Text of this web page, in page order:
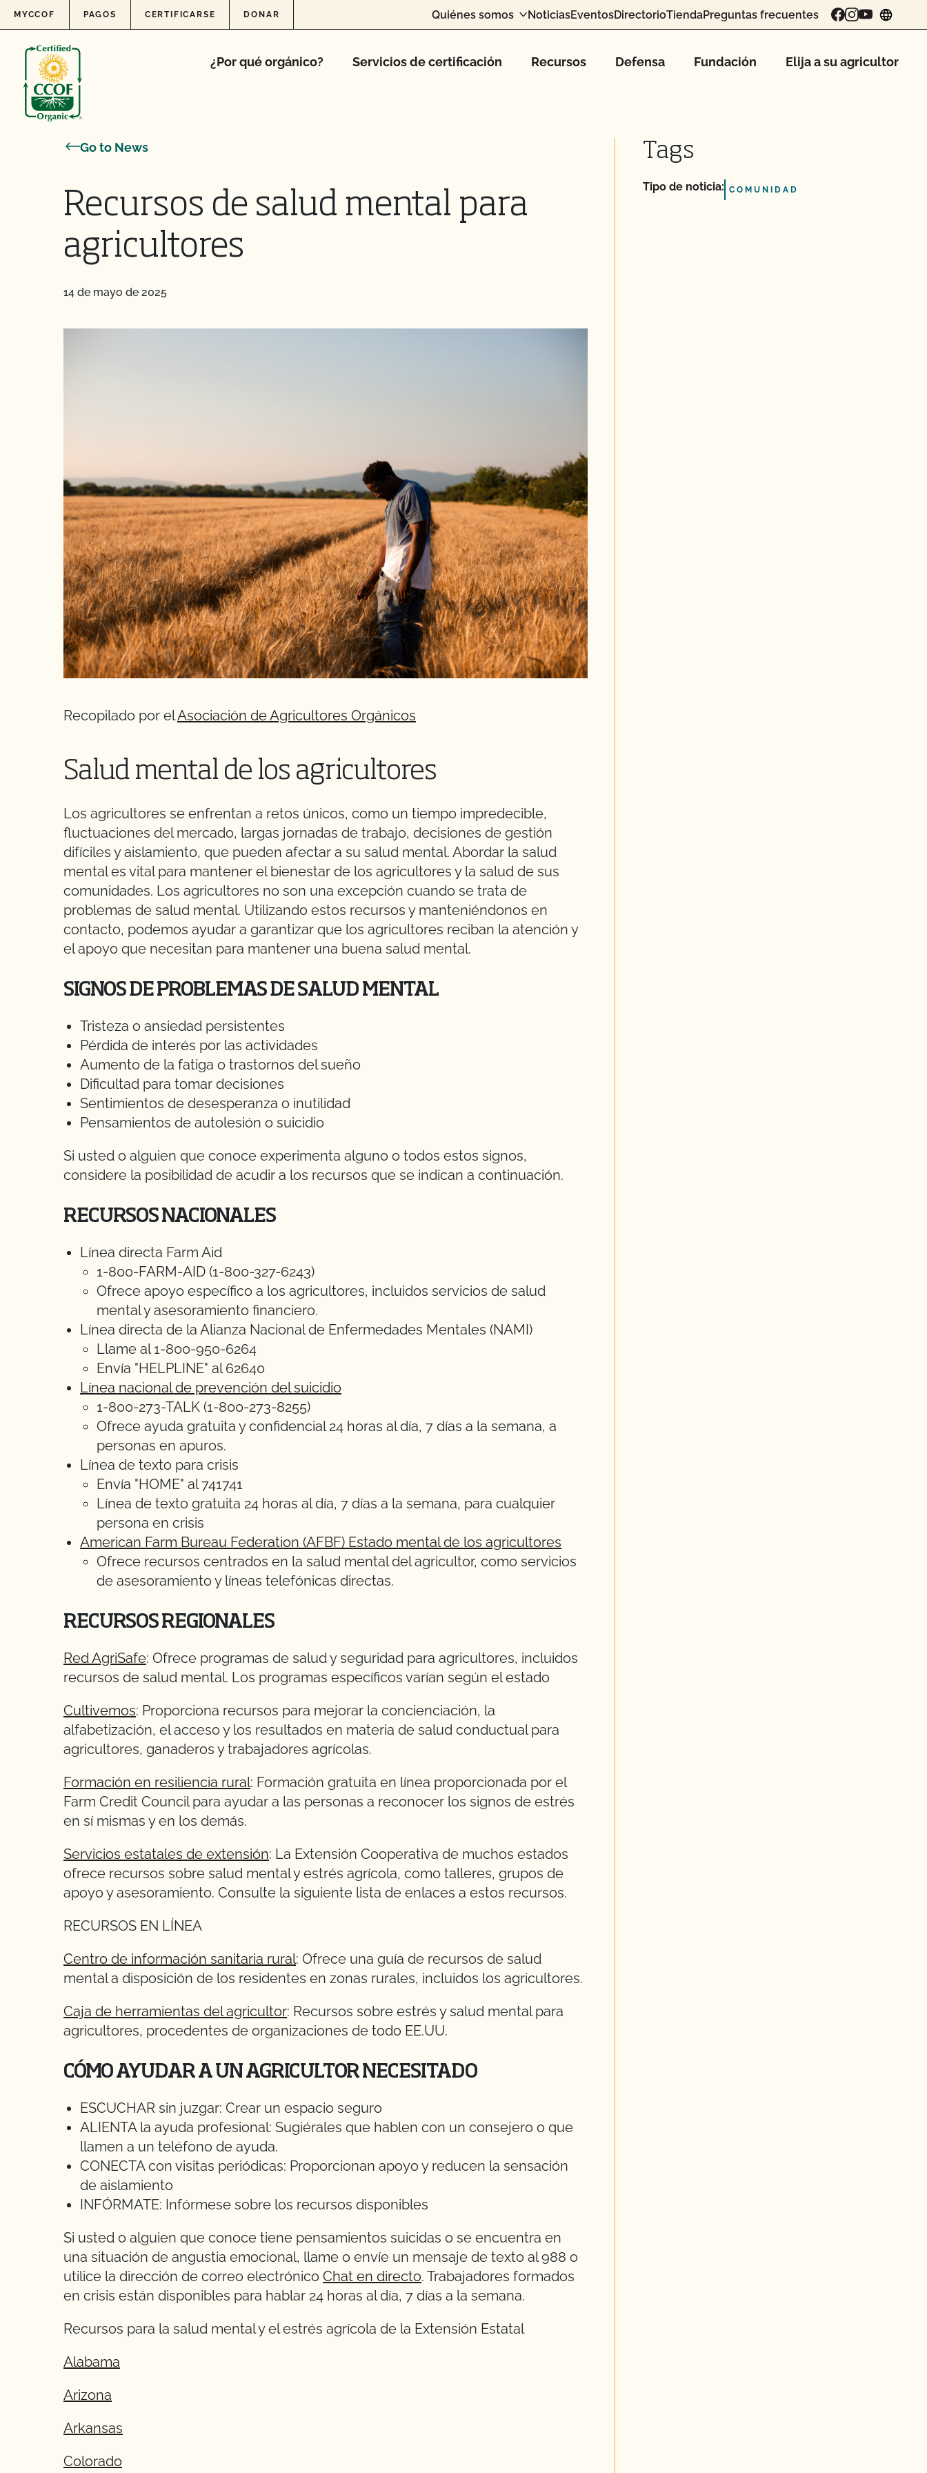
Skip to content
MYCCOF PAGOS CERTIFICARSE DONAR Quiénes somos NoticiasEventosDirectorioTiendaPreguntas frecuentes
¿Por qué orgánico? Servicios de certificación Recursos Defensa Fundación Elija a su agricultor
Go to News
Recursos de salud mental para
agricultores
14 de mayo de 2025
Recopilado por elAsociación de Agricultores Orgánicos
Salud mental de los agricultores
Los agricultores se enfrentan a retos únicos, como un tiempo impredecible,
fluctuaciones del mercado, largas jornadas de trabajo, decisiones de gestión
difíciles y aislamiento, que pueden afectar a su salud mental. Abordar la salud
mental es vital para mantener el bienestar de los agricultores y la salud de sus
comunidades. Los agricultores no son una excepción cuando se trata de
problemas de salud mental. Utilizando estos recursos y manteniéndonos en
contacto, podemos ayudar a garantizar que los agricultores reciban la atención y
el apoyo que necesitan para mantener una buena salud mental.
SIGNOS DE PROBLEMAS DE SALUD MENTAL
Tristeza o ansiedad persistentes
Pérdida de interés por las actividades
Aumento de la fatiga o trastornos del sueño
Dificultad para tomar decisiones
Sentimientos de desesperanza o inutilidad
Pensamientos de autolesión o suicidio
Si usted o alguien que conoce experimenta alguno o todos estos signos,
considere la posibilidad de acudir a los recursos que se indican a continuación.
RECURSOS NACIONALES
Línea directa Farm Aid
1-800-FARM-AID (1-800-327-6243)
Ofrece apoyo específico a los agricultores, incluidos servicios de salud
mental y asesoramiento financiero.
Línea directa de la Alianza Nacional de Enfermedades Mentales (NAMI)
Llame al 1-800-950-6264
Envía "HELPLINE" al 62640
Línea nacional de prevención del suicidio
1-800-273-TALK (1-800-273-8255)
Ofrece ayuda gratuita y confidencial 24 horas al día, 7 días a la semana, a
personas en apuros.
Línea de texto para crisis
Envía "HOME" al 741741
Línea de texto gratuita 24 horas al día, 7 días a la semana, para cualquier
persona en crisis
American Farm Bureau Federation (AFBF) Estado mental de los agricultores
Ofrece recursos centrados en la salud mental del agricultor, como servicios
de asesoramiento y líneas telefónicas directas.
RECURSOS REGIONALES
Red AgriSafe: Ofrece programas de salud y seguridad para agricultores, incluidos
recursos de salud mental. Los programas específicos varían según el estado
Cultivemos: Proporciona recursos para mejorar la concienciación, la
alfabetización, el acceso y los resultados en materia de salud conductual para
agricultores, ganaderos y trabajadores agrícolas.
Formación en resiliencia rural: Formación gratuita en línea proporcionada por el
Farm Credit Council para ayudar a las personas a reconocer los signos de estrés
en sí mismas y en los demás.
Servicios estatales de extensión: La Extensión Cooperativa de muchos estados
ofrece recursos sobre salud mental y estrés agrícola, como talleres, grupos de
apoyo y asesoramiento. Consulte la siguiente lista de enlaces a estos recursos.
RECURSOS EN LÍNEA
Centro de información sanitaria rural: Ofrece una guía de recursos de salud
mental a disposición de los residentes en zonas rurales, incluidos los agricultores.
Caja de herramientas del agricultor: Recursos sobre estrés y salud mental para
agricultores, procedentes de organizaciones de todo EE.UU.
CÓMO AYUDAR A UN AGRICULTOR NECESITADO
ESCUCHAR sin juzgar: Crear un espacio seguro
ALIENTA la ayuda profesional: Sugiérales que hablen con un consejero o que
llamen a un teléfono de ayuda.
CONECTA con visitas periódicas: Proporcionan apoyo y reducen la sensación
de aislamiento
INFÓRMATE: Infórmese sobre los recursos disponibles
Si usted o alguien que conoce tiene pensamientos suicidas o se encuentra en
una situación de angustia emocional, llame o envíe un mensaje de texto al 988 o
utilice la dirección de correo electrónico Chat en directo. Trabajadores formados
en crisis están disponibles para hablar 24 horas al día, 7 días a la semana.
Recursos para la salud mental y el estrés agrícola de la Extensión Estatal
Alabama
Arizona
Arkansas
Colorado
Tags
Tipo de noticia: COMUNIDAD